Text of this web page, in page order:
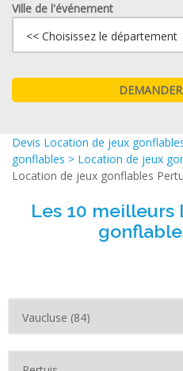
Ville de l'événement
Devis Location de jeux
gonflables > Location de jeux
Location de jeux gonflables
Les 10 meilleurs